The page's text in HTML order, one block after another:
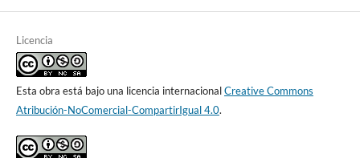
Licencia
Esta obra está bajo una licencia internacionalCreative Commons
Atribución-NoComercial-CompartirIgual 4.0.